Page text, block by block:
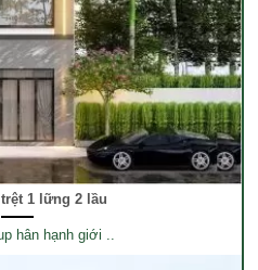
1 lững 2 lầu
hân hạnh giới ..